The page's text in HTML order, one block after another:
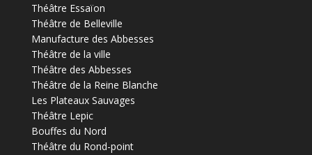
Théâtre Essaïon
Théâtre de Belleville
Manufacture des Abbesses
Théâtre de la ville
Théâtre des Abbesses
Théâtre de la Reine Blanche
Les Plateaux Sauvages
Théâtre Lepic
Bouffes du Nord
Théâtre du Rond-point